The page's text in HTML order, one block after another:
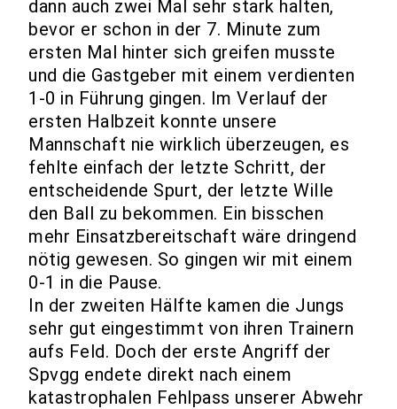
dann auch zwei Mal sehr stark halten,
bevor er schon in der 7. Minute zum
ersten Mal hinter sich greifen musste
und die Gastgeber mit einem verdienten
1-0 in Führung gingen. Im Verlauf der
ersten Halbzeit konnte unsere
Mannschaft nie wirklich überzeugen, es
fehlte einfach der letzte Schritt, der
entscheidende Spurt, der letzte Wille
den Ball zu bekommen. Ein bisschen
mehr Einsatzbereitschaft wäre dringend
nötig gewesen. So gingen wir mit einem
0-1 in die Pause.
In der zweiten Hälfte kamen die Jungs
sehr gut eingestimmt von ihren Trainern
aufs Feld. Doch der erste Angriff der
Spvgg endete direkt nach einem
katastrophalen Fehlpass unserer Abwehr